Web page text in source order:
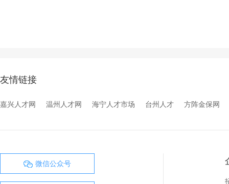
友情链接
嘉兴人才网 温州人才网 海宁人才市场 台州人才 方阵金保网
微信公众号